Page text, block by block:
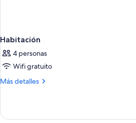
Habitación
4 personas
Wifi gratuito
Más detalles
Más